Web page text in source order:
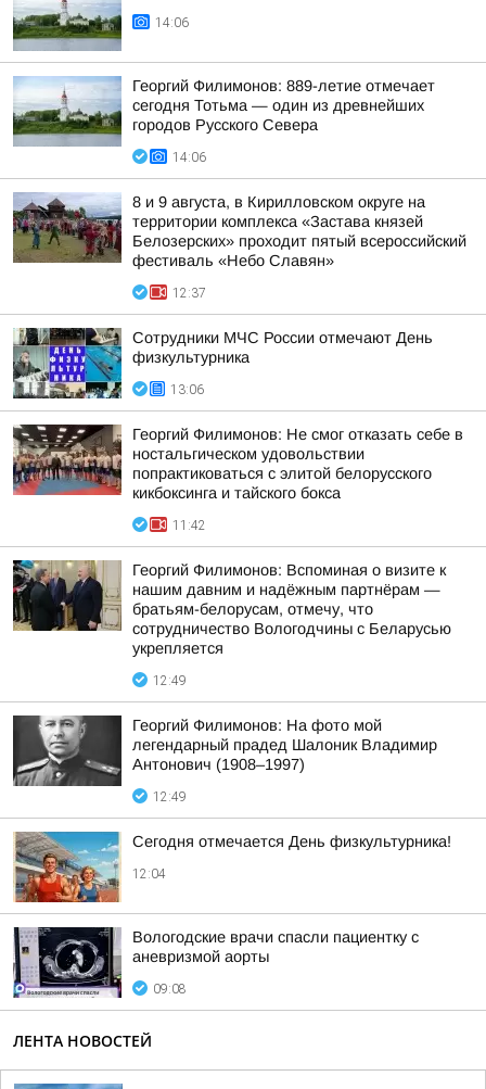
14:06
Георгий Филимонов: 889-летие отмечает
сегодня Тотьма — один из древнейших
городов Русского Севера
14:06
8 и 9 августа, в Кирилловском округе на
территории комплекса «Застава князей
Белозерских» проходит пятый всероссийский
фестиваль «Небо Славян»
12:37
Сотрудники МЧС России отмечают День
физкультурника
13:06
Георгий Филимонов: Не смог отказать себе в
ностальгическом удовольствии
попрактиковаться с элитой белорусского
кикбоксинга и тайского бокса
11:42
Георгий Филимонов: Вспоминая о визите к
нашим давним и надёжным партнёрам —
братьям-белорусам, отмечу, что
сотрудничество Вологодчины с Беларусью
укрепляется
12:49
Георгий Филимонов: На фото мой
легендарный прадед Шалоник Владимир
Антонович (1908–1997)
12:49
Сегодня отмечается День физкультурника!
12:04
Вологодские врачи спасли пациентку с
аневризмой аорты
09:08
ЛЕНТА НОВОСТЕЙ